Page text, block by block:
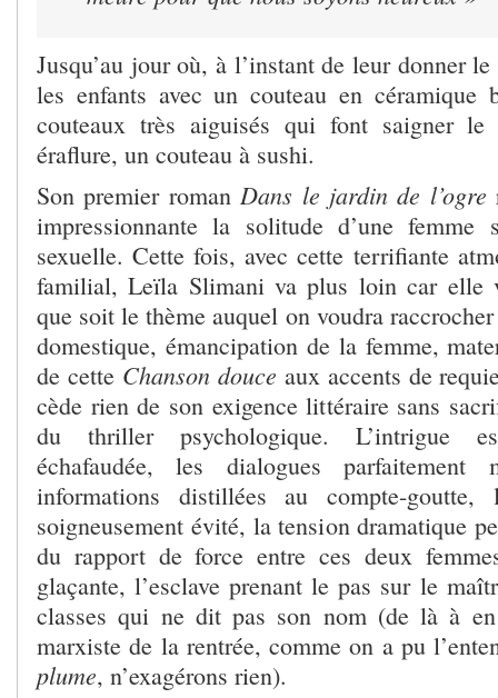
Jusqu’au jour où, à l’instant de leur donner
les enfants avec un couteau en céramique
couteaux très aiguisés qui font saigner
éraflure, un couteau à sushi.
Son premier roman Dans le jardin de l’ogre
impressionnante la solitude d’une femme
sexuelle. Cette fois, avec cette terrifiante
familial, Leïla Slimani va plus loin car elle
que soit le thème auquel on voudra
domestique, émancipation de la femme,
de cette Chanson douce aux accents de
cède rien de son exigence littéraire sans
du thriller psychologique. L’intrigue
échafaudée, les dialogues
informations distillées au compte-goutte,
soigneusement évité, la tension dramatique
du rapport de force entre ces deux
glaçante, l’esclave prenant le pas sur le
classes qui ne dit pas son nom (de là à
marxiste de la rentrée, comme on a pu
plume, n’exagérons rien).